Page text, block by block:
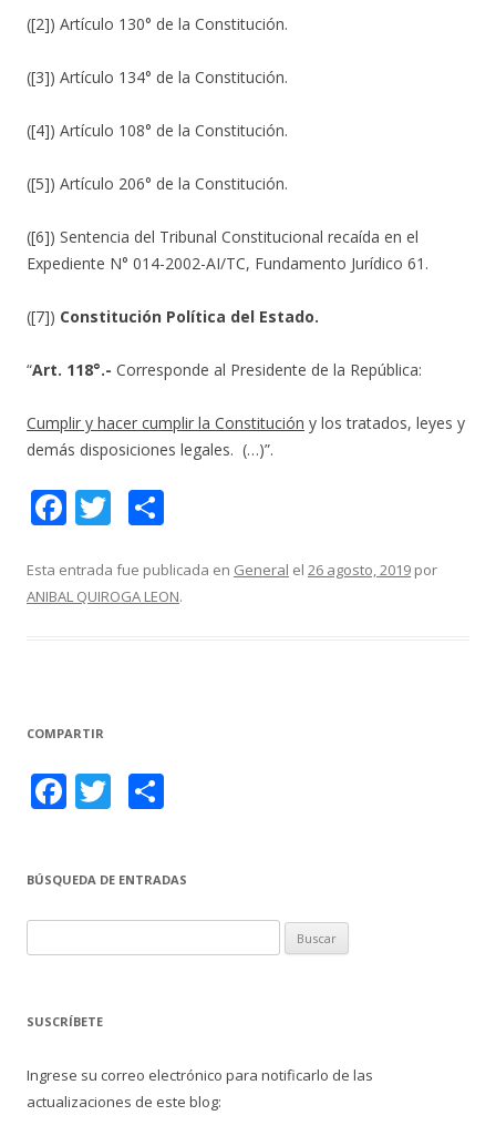
([2]) Artículo 130° de la Constitución.
([3]) Artículo 134° de la Constitución.
([4]) Artículo 108° de la Constitución.
([5]) Artículo 206° de la Constitución.
([6]) Sentencia del Tribunal Constitucional recaída en el
Expediente N° 014-2002-AI/TC, Fundamento Jurídico 61.
([7]) Constitución Política del Estado.
“Art. 118°.- Corresponde al Presidente de la República:
Cumplir y hacer cumplir la Constitución y los tratados, leyes y
demás disposiciones legales. (…)”.
F
e
b
k
T
itt
er
m
p
Esta entrada fue publicada en General el 26 agosto, 2019 por
ANIBAL QUIROGA LEON.
COMPARTIR
F
b
o
o
k
T
er p
ar
ti
BÚSQUEDA DE ENTRADAS
u
c
r
SUSCRÍBETE
Ingrese su correo electrónico para notificarlo de las
actualizaciones de este blog: